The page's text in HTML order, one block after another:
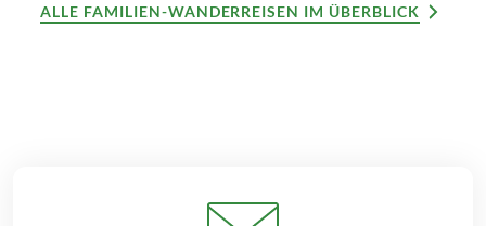
ALLE FAMILIEN-WANDERREISEN IM ÜBERBLICK